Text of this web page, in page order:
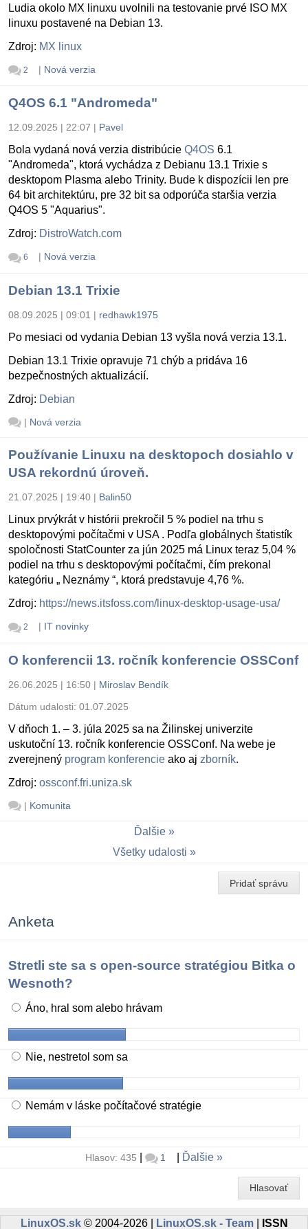
Ludia okolo MX linuxu uvolnili na testovanie prvé ISO MX
linuxu postavené na Debian 13.
Zdroj: MX linux
2 | Nová verzia
Q4OS 6.1 "Andromeda"
12.09.2025 | 22:07 | Pavel
Bola vydaná nová verzia distribúcie Q4OS 6.1
"Andromeda", ktorá vychádza z Debianu 13.1 Trixie s
desktopom Plasma alebo Trinity. Bude k dispozícii len pre
64 bit architektúru, pre 32 bit sa odporúča staršia verzia
Q4OS 5 "Aquarius".
Zdroj: DistroWatch.com
6 | Nová verzia
Debian 13.1 Trixie
08.09.2025 | 09:01 | redhawk1975
Po mesiaci od vydania Debian 13 vyšla nová verzia 13.1.
Debian 13.1 Trixie opravuje 71 chýb a pridáva 16
bezpečnostných aktualizácií.
Zdroj: Debian
| Nová verzia
Používanie Linuxu na desktopoch dosiahlo v
USA rekordnú úroveň.
21.07.2025 | 19:40 | Balin50
Linux prvýkrát v histórii prekročil 5 % podiel na trhu s
desktopovými počítačmi v USA . Podľa globálnych štatistík
spoločnosti StatCounter za jún 2025 má Linux teraz 5,04 %
podiel na trhu s desktopovými počítačmi, čím prekonal
kategóriu „ Neznámy “, ktorá predstavuje 4,76 %.
Zdroj: https://news.itsfoss.com/linux-desktop-usage-usa/
2 | IT novinky
O konferencii 13. ročník konferencie OSSConf
26.06.2025 | 16:50 | Miroslav Bendík
Dátum udalosti: 01.07.2025
V dňoch 1. – 3. júla 2025 sa na Žilinskej univerzite
uskutoční 13. ročník konferencie OSSConf. Na webe je
zverejnený program konferencie ako aj zborník.
Zdroj: ossconf.fri.uniza.sk
| Komunita
Ďalšie
Všetky udalosti
Pridať správu
Anketa
Stretli ste sa s open-source stratégiou Bitka o
Wesnoth?
Áno, hral som alebo hrávam
Nie, nestretol som sa
Nemám v láske počítačové stratégie
Hlasov: 435 1 Ďalšie
Hlasovať
LinuxOS.sk© 2004-2026 | LinuxOS.sk - Team| ISSN